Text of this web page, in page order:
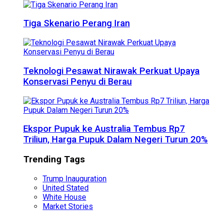
Tiga Skenario Perang Iran
Teknologi Pesawat Nirawak Perkuat Upaya
Konservasi Penyu di Berau
Ekspor Pupuk ke Australia Tembus Rp7
Triliun, Harga Pupuk Dalam Negeri Turun 20%
Trending Tags
Trump Inauguration
United Stated
White House
Market Stories